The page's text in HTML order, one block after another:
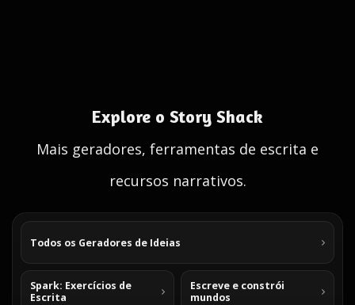
Explore o Story Shack
Mais geradores, ferramentas de escrita e
recursos narrativos.
Todos os Geradores de Ideias
Spark: Exercícios de
Escrita
Escreve e constrói
mundos